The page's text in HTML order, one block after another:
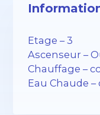
Etage – 3
Ascenseur –
Chauffage –
Eau Chaude